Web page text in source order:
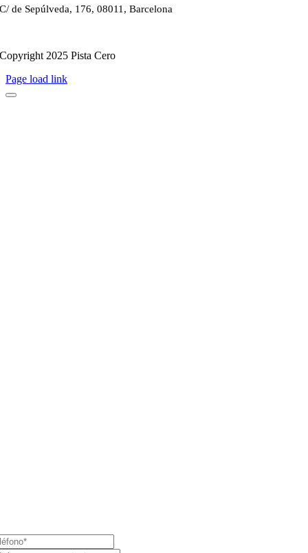
C/ de Sepúlveda, 176, 08011, Barcelona
Copyright 2025 Pista Cero
Page load link